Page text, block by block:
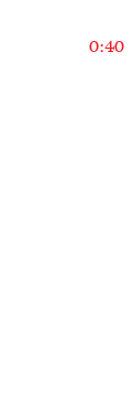
0:40